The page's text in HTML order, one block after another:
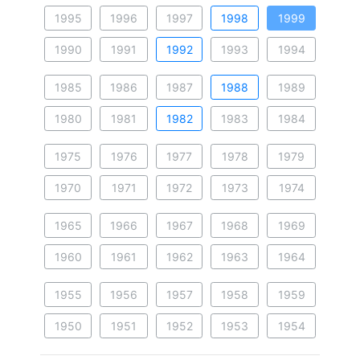
1995 1996 1997 1998 1999
1990 1991 1992 1993 1994
1985 1986 1987 1988 1989
1980 1981 1982 1983 1984
1975 1976 1977 1978 1979
1970 1971 1972 1973 1974
1965 1966 1967 1968 1969
1960 1961 1962 1963 1964
1955 1956 1957 1958 1959
1950 1951 1952 1953 1954